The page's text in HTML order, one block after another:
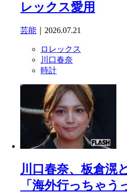
レックス愛用
芸能 ｜2026.07.21
ロレックス
川口春奈
時計
川口春奈、板倉滉
「海外行っちゃ